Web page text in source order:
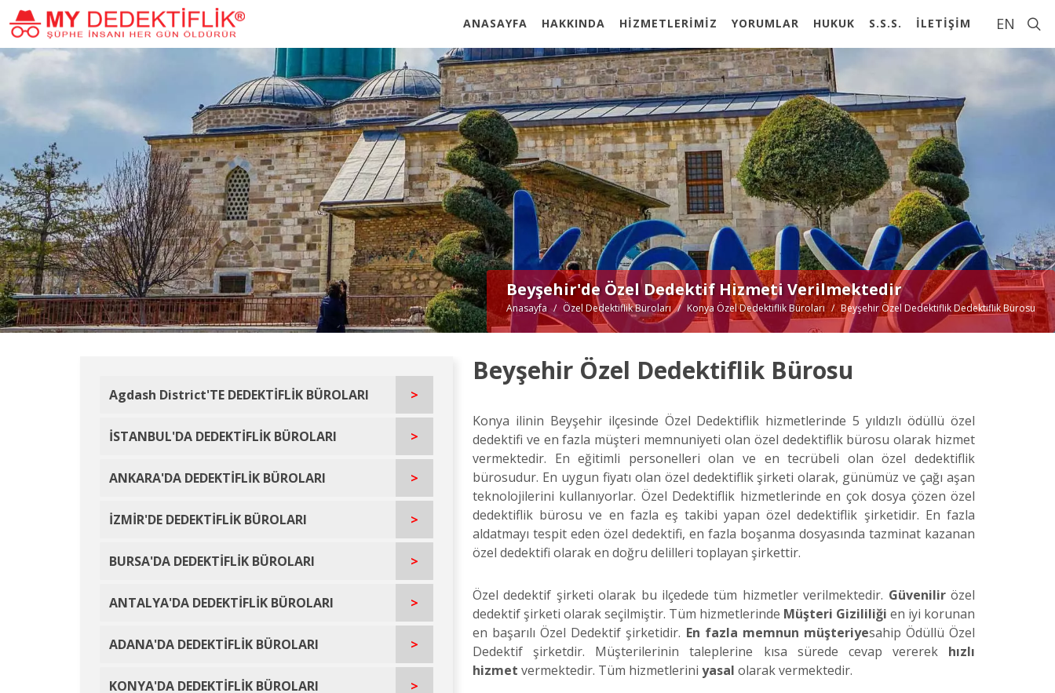
EN
ANASAYFA HAKKINDA HİZMETLERİMİZ YORUMLAR HUKUK S.S.S. İLETİŞİM
Beyşehir'de Özel Dedektif Hizmeti Verilmektedir
Anasayfa Özel Dedektiflik Büroları Konya Özel Dedektiflik Büroları Beyşehir Özel Dedektiflik Dedektiflik Bürosu
Agdash District'TE DEDEKTİFLİK BÜROLARI >
İSTANBUL'DA DEDEKTİFLİK BÜROLARI >
ANKARA'DA DEDEKTİFLİK BÜROLARI >
İZMİR'DE DEDEKTİFLİK BÜROLARI >
BURSA'DA DEDEKTİFLİK BÜROLARI >
ANTALYA'DA DEDEKTİFLİK BÜROLARI >
ADANA'DA DEDEKTİFLİK BÜROLARI >
KONYA'DA DEDEKTİFLİK BÜROLARI >
Beyşehir Özel Dedektiflik Bürosu
Konya ilinin Beyşehir ilçesinde Özel Dedektiflik hizmetlerinde 5 yıldızlı ödüllü özel
dedektifi ve en fazla müşteri memnuniyeti olan özel dedektiflik bürosu olarak hizmet
vermektedir. En eğitimli personelleri olan ve en tecrübeli olan özel dedektiflik
bürosudur. En uygun fiyatı olan özel dedektiflik şirketi olarak, günümüz ve çağı aşan
teknolojilerini kullanıyorlar. Özel Dedektiflik hizmetlerinde en çok dosya çözen özel
dedektiflik bürosu ve en fazla eş takibi yapan özel dedektiflik şirketidir. En fazla
aldatmayı tespit eden özel dedektifi, en fazla boşanma dosyasında tazminat kazanan
özel dedektifi olarak en doğru delilleri toplayan şirkettir.
Özel dedektif şirketi olarak bu ilçedede tüm hizmetler verilmektedir. Güvenilirözel
dedektif şirketi olarak seçilmiştir. Tüm hizmetlerinde Müşteri Gizililiği en iyi korunan
en başarılı Özel Dedektif şirketidir. En fazla memnun müşteriyesahip Ödüllü Özel
Dedektif şirketdir. Müşterilerinin taleplerine kısa sürede cevap vererek hızlı
hizmet vermektedir. Tüm hizmetlerini yasal olarak vermektedir.